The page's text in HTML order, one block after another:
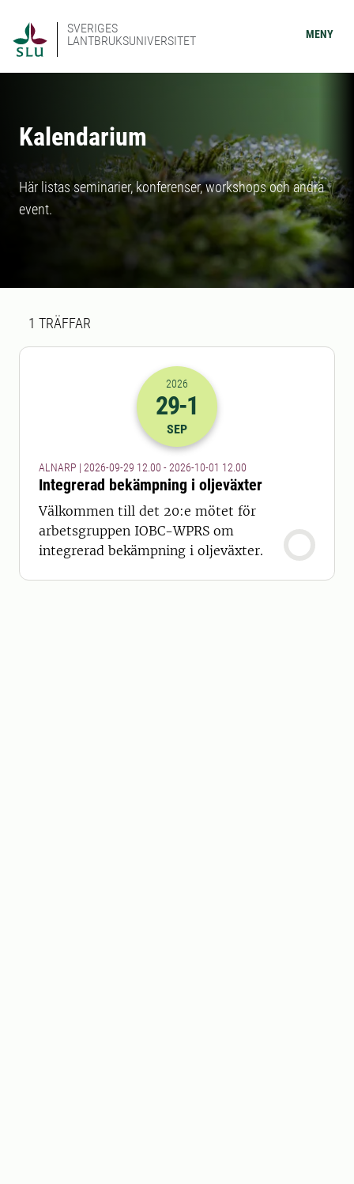
SVERIGES
LANTBRUKSUNIVERSITET
MENY
Kalendarium
Här listas seminarier, konferenser, workshops och andra
event.
Sökresultat
1 TRÄFFAR
2026-29-09 10:00
2026
29-1
SEP
ALNARP | 2026-09-29 12.00 - 2026-10-01 12.00
Integrerad bekämpning i oljeväxter
Välkommen till det 20:e mötet för
arbetsgruppen IOBC-WPRS om
integrerad bekämpning i oljeväxter.